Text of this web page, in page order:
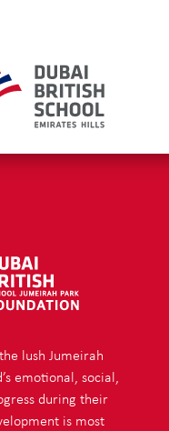
lush Jumeirah
emotional, social,
during their
is most